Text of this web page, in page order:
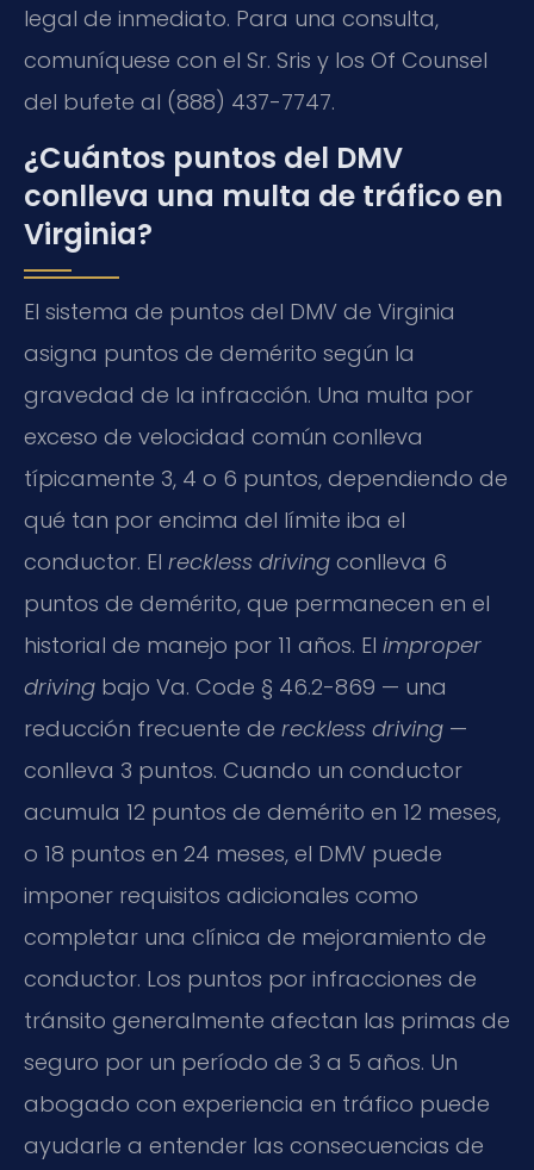
legal de inmediato. Para una consulta,
comuníquese con el Sr. Sris y los Of Counsel
del bufete al (888) 437-7747.
¿Cuántos puntos del DMV
conlleva una multa de tráfico en
Virginia?
El sistema de puntos del DMV de Virginia
asigna puntos de demérito según la
gravedad de la infracción. Una multa por
exceso de velocidad común conlleva
típicamente 3, 4 o 6 puntos, dependiendo de
qué tan por encima del límite iba el
conductor. El reckless driving conlleva 6
puntos de demérito, que permanecen en el
historial de manejo por 11 años. El improper
driving bajo Va. Code § 46.2-869 — una
reducción frecuente de reckless driving —
conlleva 3 puntos. Cuando un conductor
acumula 12 puntos de demérito en 12 meses,
o 18 puntos en 24 meses, el DMV puede
imponer requisitos adicionales como
completar una clínica de mejoramiento de
conductor. Los puntos por infracciones de
tránsito generalmente afectan las primas de
seguro por un período de 3 a 5 años. Un
abogado con experiencia en tráfico puede
ayudarle a entender las consecuencias de